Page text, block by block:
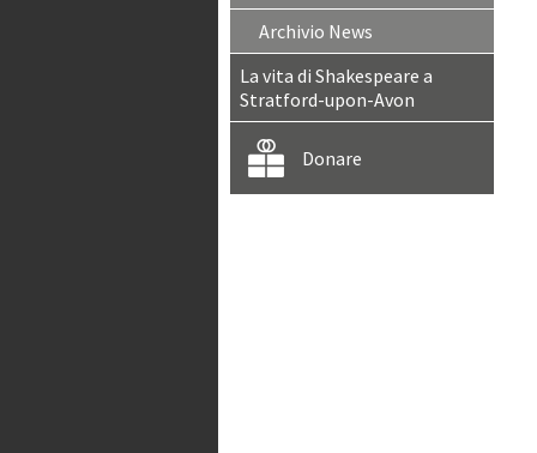
Archivio News
La vita di Shakespeare a
Stratford-upon-Avon
Donare